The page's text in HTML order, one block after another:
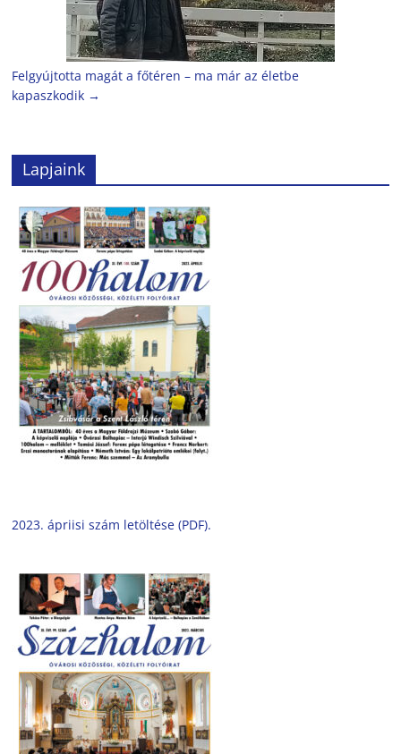
Felgyújtotta magát a főtéren – ma már az életbe
kapaszkodik →
Lapjaink
2023. ápriisi szám letöltése (PDF).